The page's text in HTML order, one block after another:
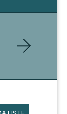
LISTE